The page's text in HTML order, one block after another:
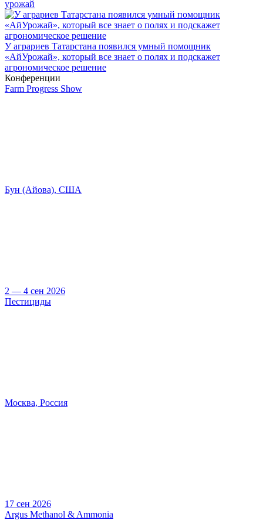
урожай
У аграриев Татарстана появился умный помощник
«АйУрожай», который все знает о полях и подскажет
агрономическое решение
Конференции
Farm Progress Show
Бун (Айова), США
2 — 4 сен 2026
Пестициды
Москва, Россия
17 сен 2026
Argus Methanol & Ammonia